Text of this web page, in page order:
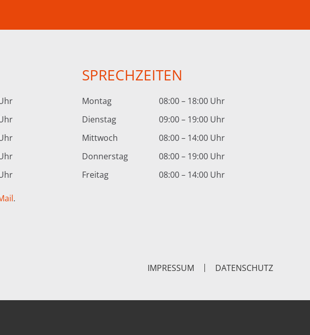
.
SPRECHZEITEN
Montag
08:00 – 18:00 Uhr
Dienstag
09:00 – 19:00 Uhr
Mittwoch
08:00 – 14:00 Uhr
Donnerstag
08:00 – 19:00 Uhr
Freitag
08:00 – 14:00 Uhr
IMPRESSUM DATENSCHUTZ